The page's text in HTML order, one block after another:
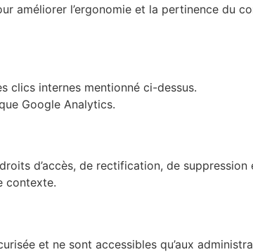
améliorer l’ergonomie et la pertinence du
clics internes mentionné ci-dessus.
Google Analytics.
d’accès, de rectification, de suppression
contexte.
et ne sont accessibles qu’aux